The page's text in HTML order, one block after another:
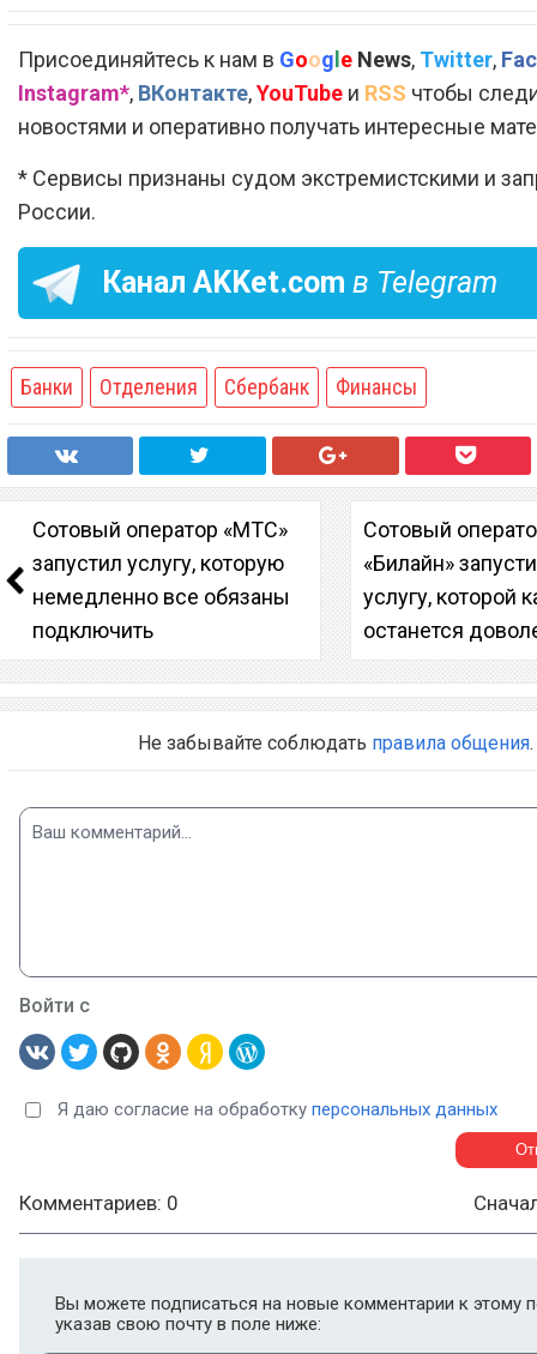
Присоединяйтесь к нам в Google News, Twitter,
Instagram*, ВКонтакте,YouTube и RSS чтобы
новостями и оперативно получать интересные
* Сервисы признаны судом экстремистскими и
России.
Канал AKKet.com в Telegram
Банки Отделения Сбербанк Финансы
Сотовый оператор «МТС»
запустил услугу, которую
немедленно все обязаны
подключить
Сотовый
«Билайн»
услугу, которой
останется
Не забывайте соблюдать правила общения.
Войти с
Я даю согласие на обработку персональных данных
Комментариев: 0
Вы можете подписаться на новые комментарии к этому
указав свою почту в поле ниже: